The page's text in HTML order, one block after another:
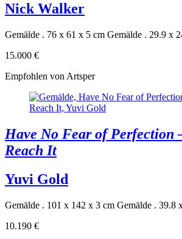
Nick Walker
Gemälde . 76 x 61 x 5 cm Gemälde . 29.9 x
15.000 €
Empfohlen von Artsper
Have No Fear of Perfection
Reach It
Yuvi Gold
Gemälde . 101 x 142 x 3 cm Gemälde . 39.8
10.190 €